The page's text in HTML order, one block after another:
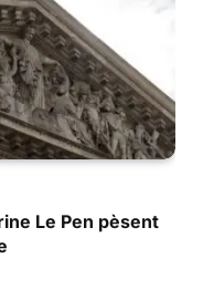
Le Pen pèsent